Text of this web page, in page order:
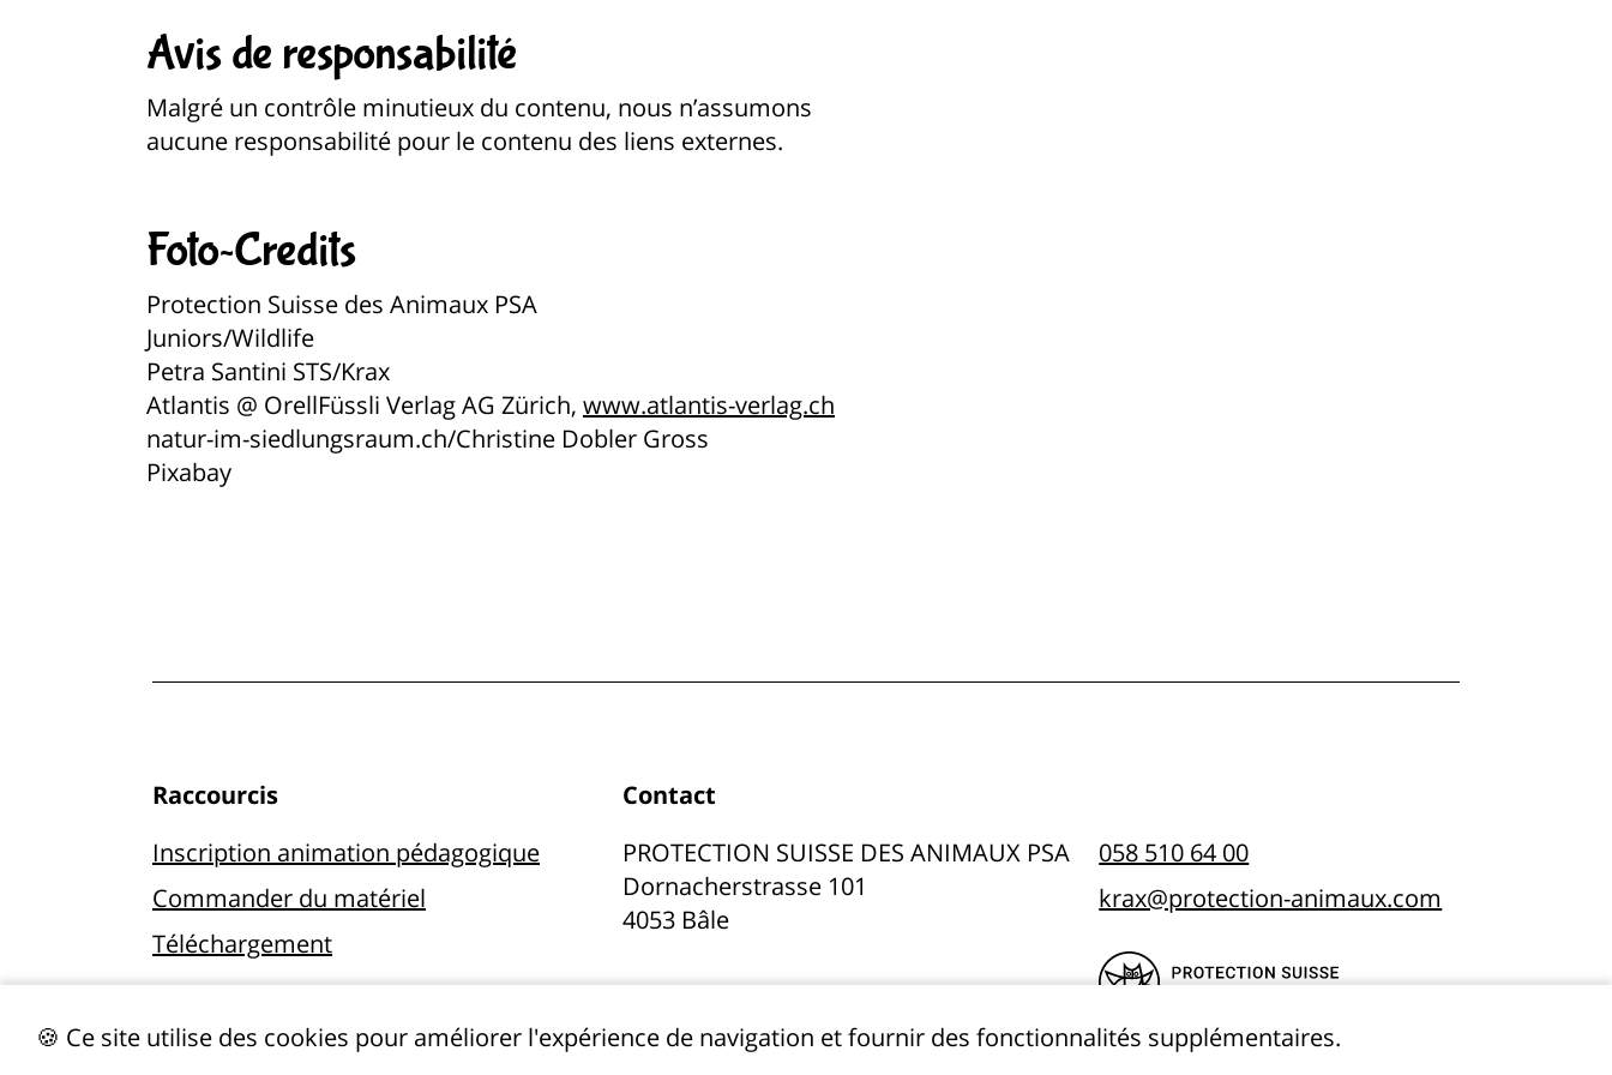
Avis de responsabilité
Malgré un contrôle minutieux du contenu, nous n’assumons
aucune responsabilité pour le contenu des liens externes.
Foto~Credits
Protection Suisse des Animaux PSA
Juniors/Wildlife
Petra Santini STS/Krax
Atlantis @ OrellFüssli Verlag AG Zürich, www.atlantis-verlag.ch
natur-im-siedlungsraum.ch/Christine Dobler Gross
Pixabay
🍪 Ce site utilise des cookies pour améliorer l'expérience de navigation et fournir des fonctionnalités supplémentaires.
Raccourcis
Inscription animation pédagogique
Commander du matériel
Téléchargement
Protection des données
Contact
PROTECTION SUISSE DES ANIMAUX PSA
Dornacherstrasse 101
4053 Bâle
058 510 64 00
krax@protection-animaux.com